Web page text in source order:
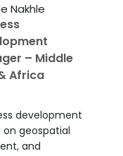
Nakhle
– Middle
Africa
development
geospatial
and